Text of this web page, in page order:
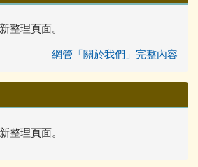
整理頁面。
網管「關於我們」完整內容
整理頁面。